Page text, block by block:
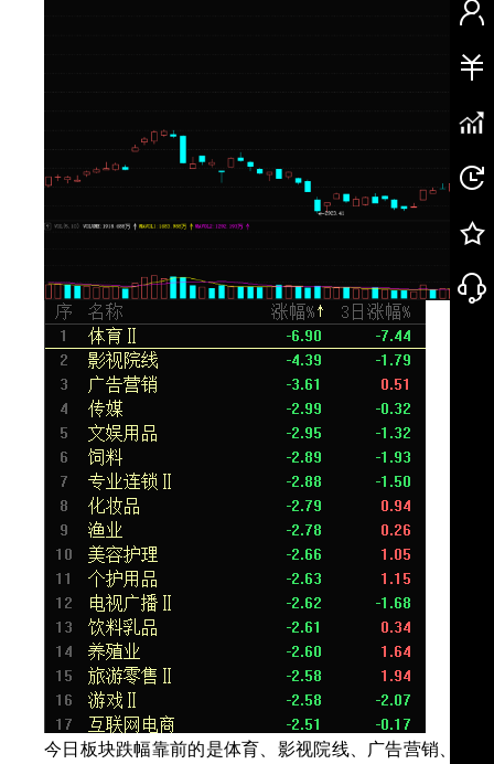
今日板块跌幅靠前的是体育、影视院线、广告营销、传